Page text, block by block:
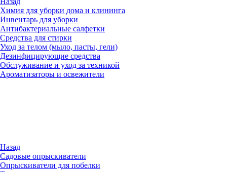
Химия для уборки дома и клининга
Инвентарь для уборки
Антибактериальные салфетки
Средства для стирки
Уход за телом (мыло, пасты, гели)
Дезинфицирующие средства
Обслуживание и уход за техникой
Ароматизаторы и освежители
Назад
Садовые опрыскиватели
Опрыскиватели для побелки